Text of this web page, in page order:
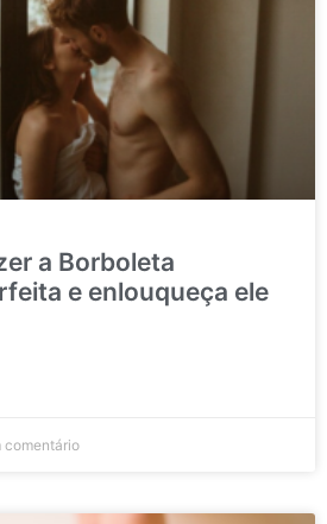
a Borboleta
e enlouqueça ele
comentário